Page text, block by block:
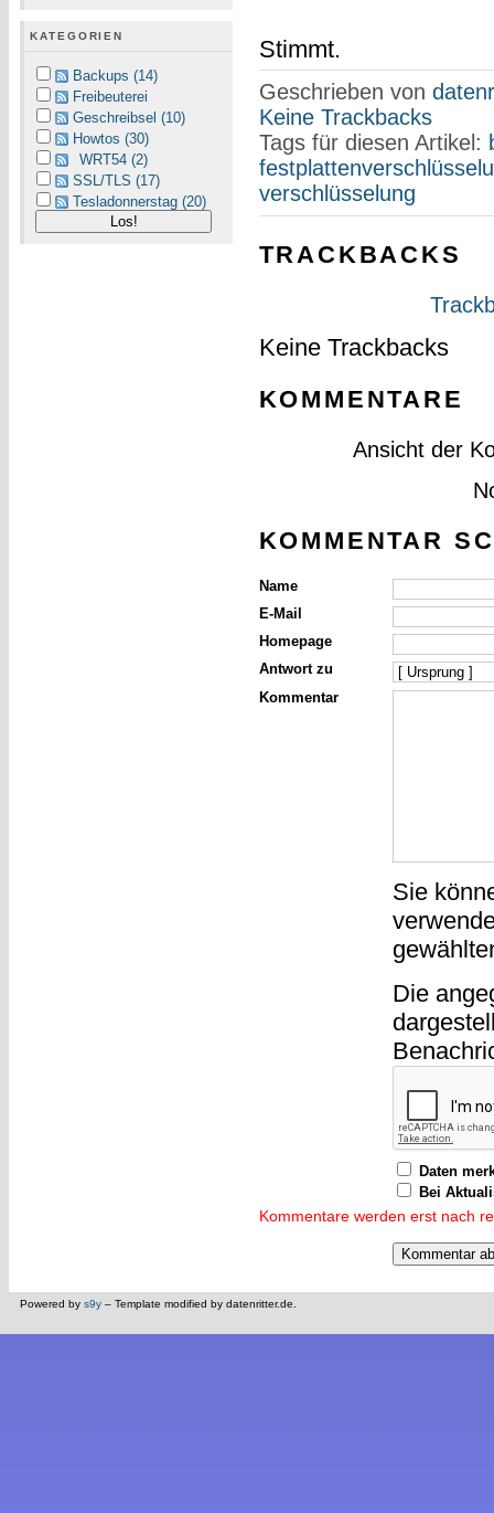
KATEGORIEN
Backups (14)
Freibeuterei
Geschreibsel (10)
Howtos (30)
WRT54 (2)
SSL/TLS (17)
Tesladonnerstag (20)
Stimmt.
Geschrieben von
Keine Trackbacks
Tags für diesen Artikel:
verschlüsselung
TRACKBACKS
Keine Trackbacks
KOMMENTARE
Ansicht der
KOMMENTAR
Name
E-Mail
Homepage
Antwort zu
Kommentar
Sie
Die
Daten
Bei
Kommentare werden erst nach
Powered by s9y – Template modified by datenritter.de.